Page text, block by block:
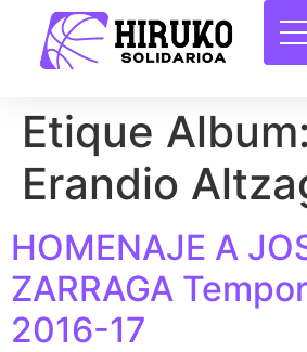
Etique Album:
Erandio
HOMENAJE A
ZARRAGA
2016-17